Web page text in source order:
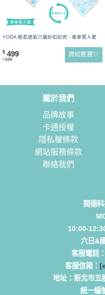
YODA 輕柔透氣六層紗扣扣兜 - 傘傘惹人愛
$ 499
$ 599
買給寶寶🤍
關於我們
品牌故事
卡通授權
隱私權條款
網站服務條款
聯絡我們
閱德
10:00-
六日&
客服電話：
客服信箱：
地址： 新北市五
統一編